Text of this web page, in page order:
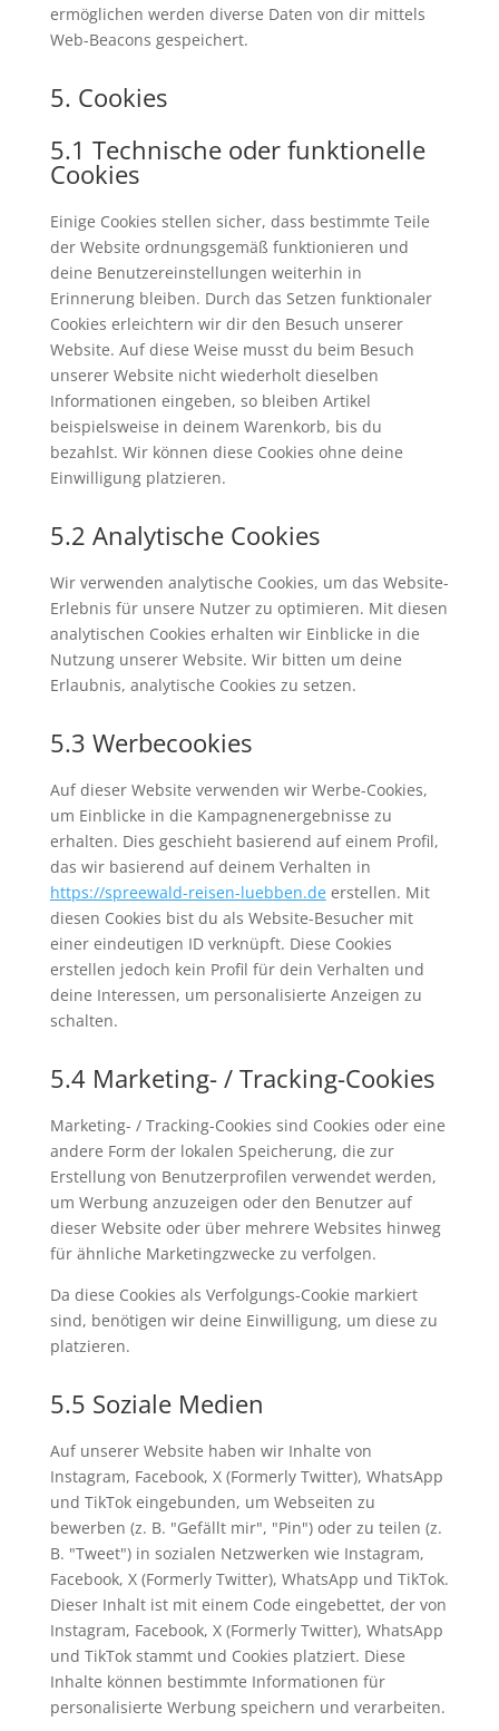
ermöglichen werden diverse Daten von dir mittels
Web-Beacons gespeichert.
5. Cookies
5.1 Technische oder funktionelle
Cookies
Einige Cookies stellen sicher, dass bestimmte Teile
der Website ordnungsgemäß funktionieren und
deine Benutzereinstellungen weiterhin in
Erinnerung bleiben. Durch das Setzen funktionaler
Cookies erleichtern wir dir den Besuch unserer
Website. Auf diese Weise musst du beim Besuch
unserer Website nicht wiederholt dieselben
Informationen eingeben, so bleiben Artikel
beispielsweise in deinem Warenkorb, bis du
bezahlst. Wir können diese Cookies ohne deine
Einwilligung platzieren.
5.2 Analytische Cookies
Wir verwenden analytische Cookies, um das Website-
Erlebnis für unsere Nutzer zu optimieren. Mit diesen
analytischen Cookies erhalten wir Einblicke in die
Nutzung unserer Website. Wir bitten um deine
Erlaubnis, analytische Cookies zu setzen.
5.3 Werbecookies
Auf dieser Website verwenden wir Werbe-Cookies,
um Einblicke in die Kampagnenergebnisse zu
erhalten. Dies geschieht basierend auf einem Profil,
das wir basierend auf deinem Verhalten in
https://spreewald-reisen-luebben.deerstellen. Mit
diesen Cookies bist du als Website-Besucher mit
einer eindeutigen ID verknüpft. Diese Cookies
erstellen jedoch kein Profil für dein Verhalten und
deine Interessen, um personalisierte Anzeigen zu
schalten.
5.4 Marketing- / Tracking-Cookies
Marketing- / Tracking-Cookies sind Cookies oder eine
andere Form der lokalen Speicherung, die zur
Erstellung von Benutzerprofilen verwendet werden,
um Werbung anzuzeigen oder den Benutzer auf
dieser Website oder über mehrere Websites hinweg
für ähnliche Marketingzwecke zu verfolgen.
Da diese Cookies als Verfolgungs-Cookie markiert
sind, benötigen wir deine Einwilligung, um diese zu
platzieren.
5.5 Soziale Medien
Auf unserer Website haben wir Inhalte von
Instagram, Facebook, X (Formerly Twitter), WhatsApp
und TikTok eingebunden, um Webseiten zu
bewerben (z. B. "Gefällt mir", "Pin") oder zu teilen (z.
B. "Tweet") in sozialen Netzwerken wie Instagram,
Facebook, X (Formerly Twitter), WhatsApp und TikTok.
Dieser Inhalt ist mit einem Code eingebettet, der von
Instagram, Facebook, X (Formerly Twitter), WhatsApp
und TikTok stammt und Cookies platziert. Diese
Inhalte können bestimmte Informationen für
personalisierte Werbung speichern und verarbeiten.